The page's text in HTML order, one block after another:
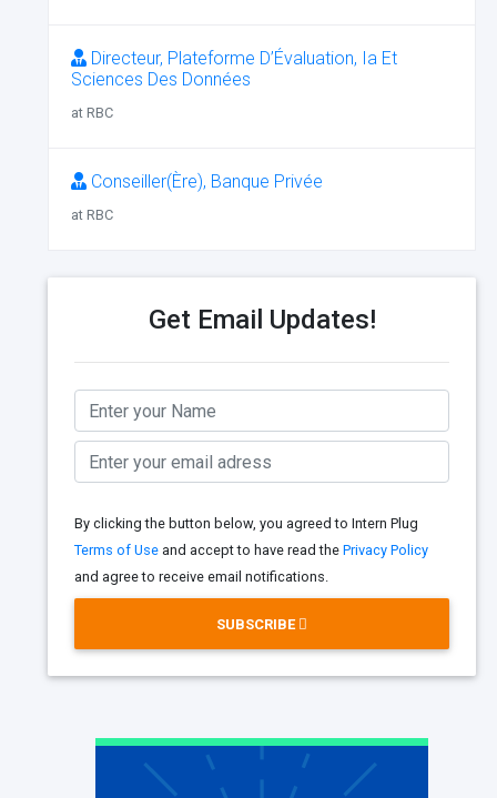
Directeur, Plateforme D’Évaluation, Ia Et
Sciences Des Données
at RBC
Conseiller(Ère), Banque Privée
at RBC
Get Email Updates!
By clicking the button below, you agreed to Intern Plug
Terms of Use and accept to have read the Privacy Policy
and agree to receive email notifications.
SUBSCRIBE